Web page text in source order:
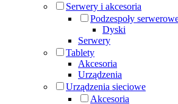
Serwery i akcesoria
Podzespoły
Dyski
Serwery
Tablety
Akcesoria
Urządzenia
Urządzenia sieciowe
Akcesoria